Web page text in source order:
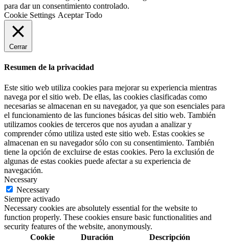
para dar un consentimiento controlado.
Cookie Settings Aceptar Todo
Cerrar
Resumen de la privacidad
Este sitio web utiliza cookies para mejorar su experiencia mientras
navega por el sitio web. De ellas, las cookies clasificadas como
necesarias se almacenan en su navegador, ya que son esenciales para
el funcionamiento de las funciones básicas del sitio web. También
utilizamos cookies de terceros que nos ayudan a analizar y
comprender cómo utiliza usted este sitio web. Estas cookies se
almacenan en su navegador sólo con su consentimiento. También
tiene la opción de excluirse de estas cookies. Pero la exclusión de
algunas de estas cookies puede afectar a su experiencia de
navegación.
Necessary
Necessary
Siempre activado
Necessary cookies are absolutely essential for the website to
function properly. These cookies ensure basic functionalities and
security features of the website, anonymously.
Cookie
Duración Descripción